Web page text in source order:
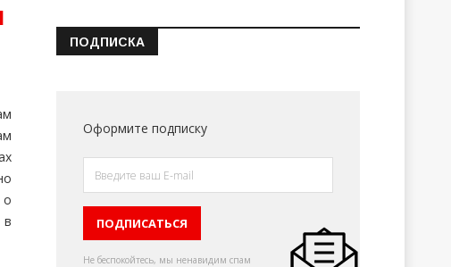
в
ПОДПИСКА
Оформите подписку
Не беспокойтесь, мы ненавидим спам